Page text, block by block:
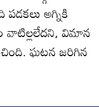
అగ్నికి
వాటిల్లలేదని, విమాన
ఘటన జరిగిన